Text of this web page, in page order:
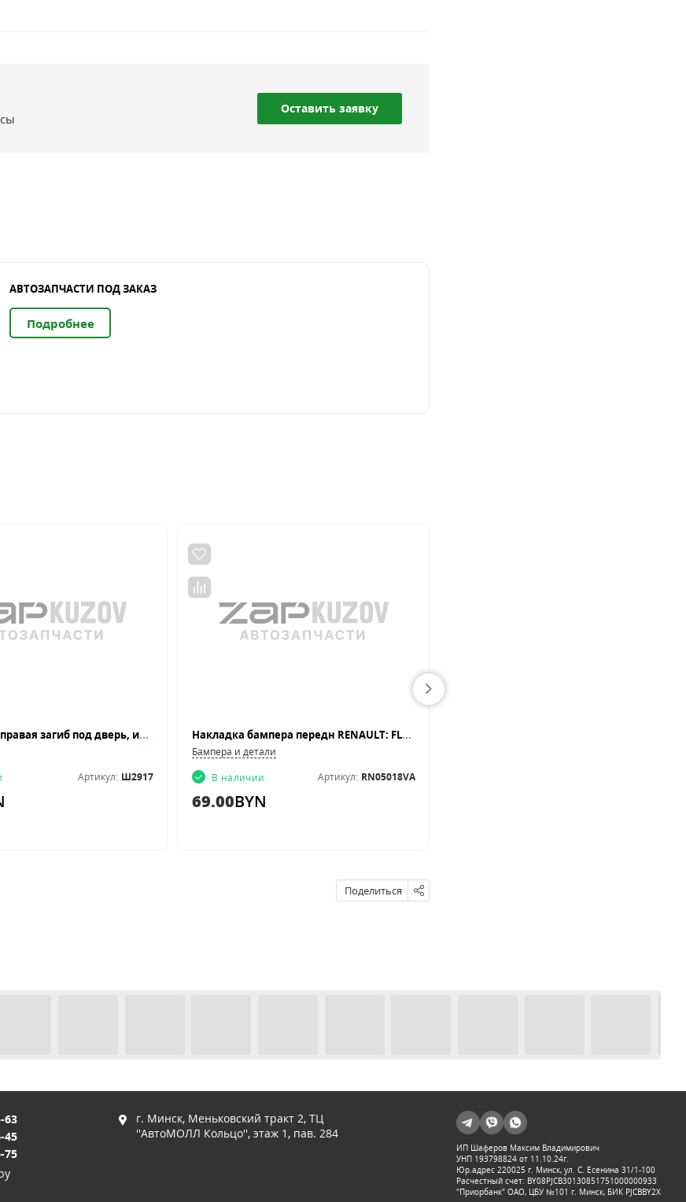
Оставить заявку
АВТОЗАПЧАСТИ ПОД ЗАКАЗ
Подробнее
Арка задняя правая загиб под дверь, из оцинкованной стали
Артикул: Ш2917
Накладка бампера передн RENAULT: FLUENCE 10-
Бампера и детали
В наличии
Артикул: RN05018VA
69.00BYN
Поделиться
63
45
75
г. Минск, Меньковский тракт 2, ТЦ
''АвтоМОЛЛ Кольцо'', этаж 1, пав. 284
ИП Шаферов Максим Владимирович
УНП 193798824 от 11.10.24г.
Юр.адрес 220025 г. Минск, ул. С. Есенина 31/1-100
Расчестный счет: BY08PJCB30130851751000000933
"Приорбанк" ОАО, ЦБУ №101 г. Минск, БИК PJCBBY2X